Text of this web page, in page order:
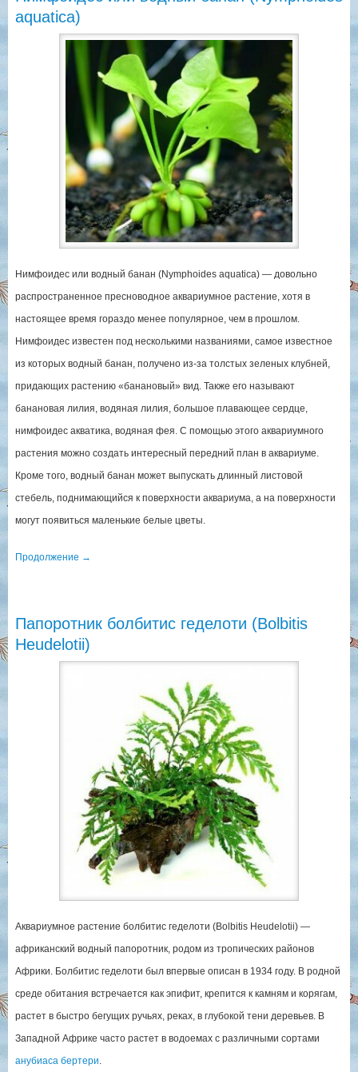
aquatica)
Нимфоидес или водный банан (Nymphoides aquatica) — довольно
распространенное пресноводное аквариумное растение, хотя в
настоящее время гораздо менее популярное, чем в прошлом.
Нимфоидес известен под несколькими названиями, самое известное
из которых водный банан, получено из-за толстых зеленых клубней,
придающих растению «банановый» вид. Также его называют
банановая лилия, водяная лилия, большое плавающее сердце,
нимфоидес акватика, водяная фея. С помощью этого аквариумного
растения можно создать интересный передний план в аквариуме.
Кроме того, водный банан может выпускать длинный листовой
стебель, поднимающийся к поверхности аквариума, а на поверхности
могут появиться маленькие белые цветы.
Продолжение →
Папоротник болбитис геделоти (Bolbitis
Heudelotii)
Аквариумное растение болбитис геделоти (Bolbitis Heudelotii) —
африканский водный папоротник, родом из тропических районов
Африки. Болбитис геделоти был впервые описан в 1934 году. В родной
среде обитания встречается как эпифит, крепится к камням и корягам,
растет в быстро бегущих ручьях, реках, в глубокой тени деревьев. В
Западной Африке часто растет в водоемах с различными сортами
анубиаса бертери